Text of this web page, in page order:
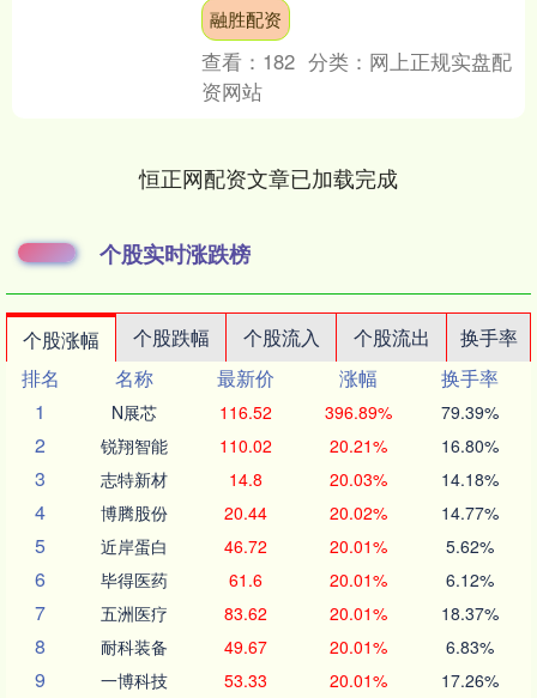
出现深股通专用席位的....
融胜配资
查看： 182 分类： 网上正规实盘配
资网站
恒正网配资文章已加载完成
个股实时涨跌榜
个股涨幅 个股跌幅 个股流入 个股流出
换手率
排名
名称 最新价 涨幅
换手率
1
N展芯 116.52 396.89% 79.39%
2 锐翔智能 110.02 20.21% 16.80%
3 志特新材 14.8 20.03% 14.18%
4 博腾股份 20.44 20.02% 14.77%
5 近岸蛋白 46.72 20.01% 5.62%
6 毕得医药 61.6 20.01% 6.12%
7 五洲医疗 83.62 20.01% 18.37%
8 耐科装备 49.67 20.01% 6.83%
9 一博科技 53.33 20.01% 17.26%